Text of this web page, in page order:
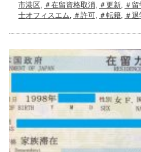
市港区, ＃在留資格取消, ＃更新, ＃
士オフィスエム, ＃許可, ＃転籍, ＃